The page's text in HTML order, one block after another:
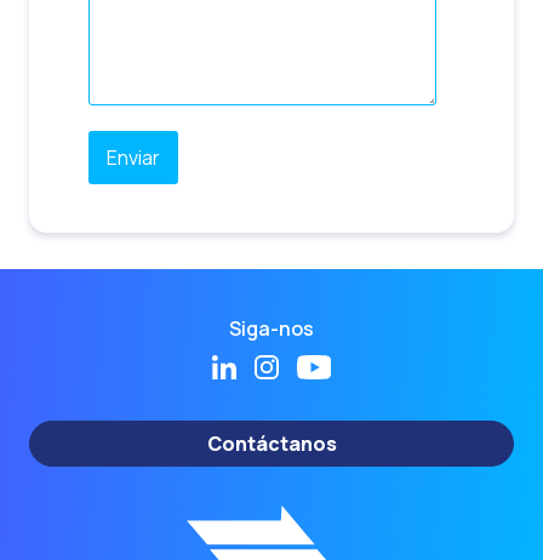
Siga-nos
Contáctanos